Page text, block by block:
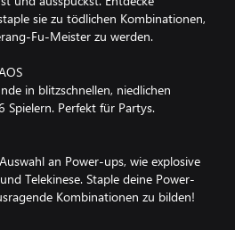
sie zu tödlichen Kombinationen,
Fu-Meister zu werden.
in blitzschnellen, niedlichen
Spielern. Perfekt für Partys.
an Power-ups, wie explosive
Telekinese. Staple deine Power-
Kombinationen zu bilden!